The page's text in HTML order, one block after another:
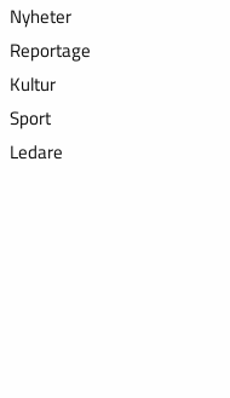
Nyheter
Reportage
Kultur
Sport
Ledare